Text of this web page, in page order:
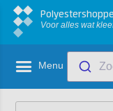
Voor alles wat
Menu